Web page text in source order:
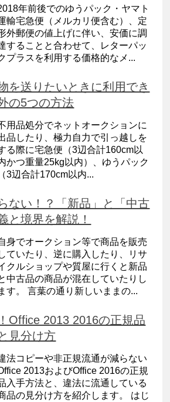
年前後でのゆうパック・ヤマト
輸宅急便（メルカリ便含む）、定
外郵便の値上げに伴い、安価に調
することと合わせて、レターパッ
プラスを利用する価格的なメ...
を送りたいときに利用でき
の5つの方法
用品処分でネットオークションに
品したり、極力自力で引っ越しを
る際に宅急便（3辺合計160cm以
かつ重量25kg以内）、ゆうパック
（3辺合計170cm以内...
ない！？「新品」と「中古
と境界を解説！
身でオークション等で商品を販売
ていたり、逆に購入したり、リサ
クルショップや質屋に行くと新品
中古品の商品が混在していたりし
す。 言葉の通り新しいままの...
Office 2013 2016の正規品
見分け方
法コピーや非正規流通が減らない
2013およびOffice 2016の正規
入手方法と、違法に流通している
品の見分け方を紹介します。 はじ